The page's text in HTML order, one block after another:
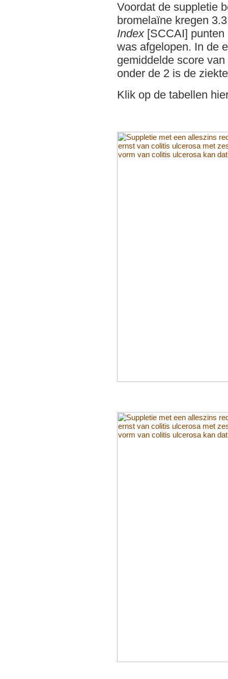
Voordat de suppletie
bromelaïne kregen
Index[SCCAI] punten
was afgelopen. In de
gemiddelde score
onder de 2 is de
Klik op de tabellen